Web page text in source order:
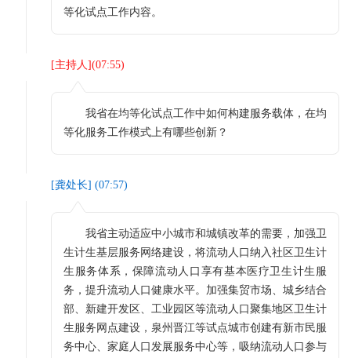
等化试点工作内容。
[主持人 ](07:55)
我省在均等化试点工作中如何构建服务载体，在均
等化服务工作模式上有哪些创新？
[龚处长] (07:57)
我省主动适应中小城市和城镇改革的需要，加强卫
生计生基层服务网络建设，将流动人口纳入社区卫生计
生服务体系，保障流动人口享有基本医疗卫生计生服
务，提升流动人口健康水平。加强集贸市场、城乡结合
部、新建开发区、工业园区等流动人口聚集地区卫生计
生服务网点建设，泉州晋江等试点城市创建有新市民服
务中心、家庭人口发展服务中心等，吸纳流动人口参与